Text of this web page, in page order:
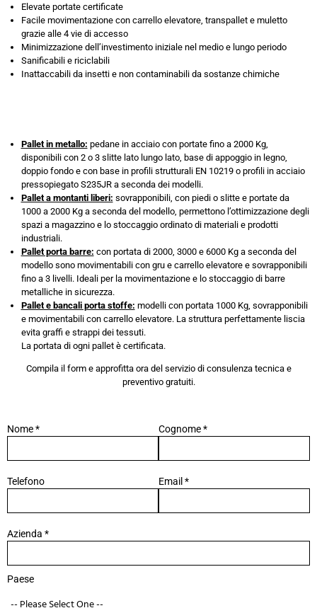
Elevate portate certificate
Facile movimentazione con carrello elevatore, transpallet e muletto
grazie alle 4 vie di accesso
Minimizzazione dell’investimento iniziale nel medio e lungo periodo
Sanificabili e riciclabili
Inattaccabili da insetti e non contaminabili da sostanze chimiche
Pallet in metallo: pedane in acciaio con portate fino a 2000 Kg,
disponibili con 2 o 3 slitte lato lungo lato, base di appoggio in legno,
doppio fondo e con base in profili strutturali EN 10219 o profili in acciaio
pressopiegato S235JR a seconda dei modelli.
Pallet a montanti liberi: sovrapponibili, con piedi o slitte e portate da
1000 a 2000 Kg a seconda del modello, permettono l’ottimizzazione degli
spazi a magazzino e lo stoccaggio ordinato di materiali e prodotti
industriali.
Pallet porta barre: con portata di 2000, 3000 e 6000 Kg a seconda del
modello sono movimentabili con gru e carrello elevatore e sovrapponibili
fino a 3 livelli. Ideali per la movimentazione e lo stoccaggio di barre
metalliche in sicurezza.
Pallet e bancali porta stoffe: modelli con portata 1000 Kg, sovrapponibili
e movimentabili con carrello elevatore. La struttura perfettamente liscia
evita graffi e strappi dei tessuti.
La portata di ogni pallet è certificata.
Compila il form e approfitta ora del servizio di consulenza tecnica e
preventivo gratuiti.
Nome * Cognome *
Telefono Email *
Azienda *
Paese